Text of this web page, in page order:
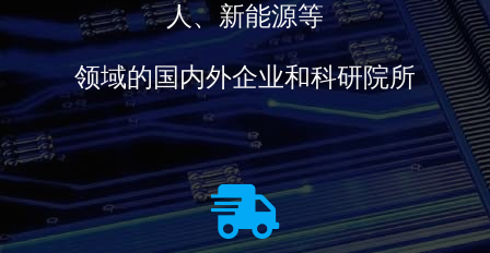
人、新能源等
领域的国内外企业和科研院所